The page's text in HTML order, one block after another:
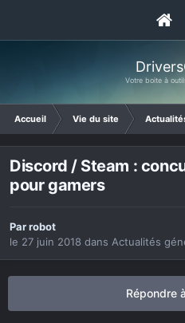
Votre boite à
Accueil Vie du site
Discord / Steam :
pour gamers
Parrobot
le 27 juin 2018 dans Actualités
Répondre